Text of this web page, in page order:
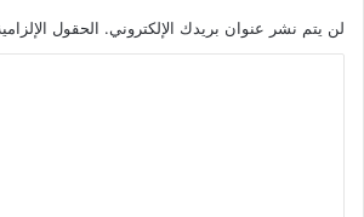
لن يتم نشر عنوان بريدك الإلكتروني. الحقول